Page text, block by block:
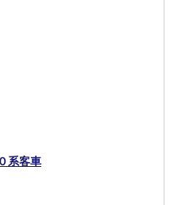
系客車